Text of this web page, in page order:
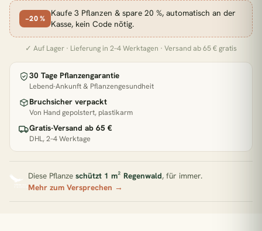
−20 %
Kaufe 3 Pflanzen & spare 20 %, automatisch an der
Kasse, kein Code nötig.
✓ Auf Lager · Lieferung in 2–4 Werktagen · Versand ab 65 € gratis
30 Tage Pflanzengarantie
Lebend-Ankunft & Pflanzengesundheit
Bruchsicher verpackt
Von Hand gepolstert, plastikarm
Gratis-Versand ab 65 €
DHL, 2–4 Werktage
Diese Pflanze schützt 1 m² Regenwald, für immer.
Mehr zum Versprechen →
Pflanzen für dunkle Räume
Pflanzen für Halbschatten
Pflanzen für direkte Sonne
Zimmerpflanzen Südfenster
BELIEBT GERADE